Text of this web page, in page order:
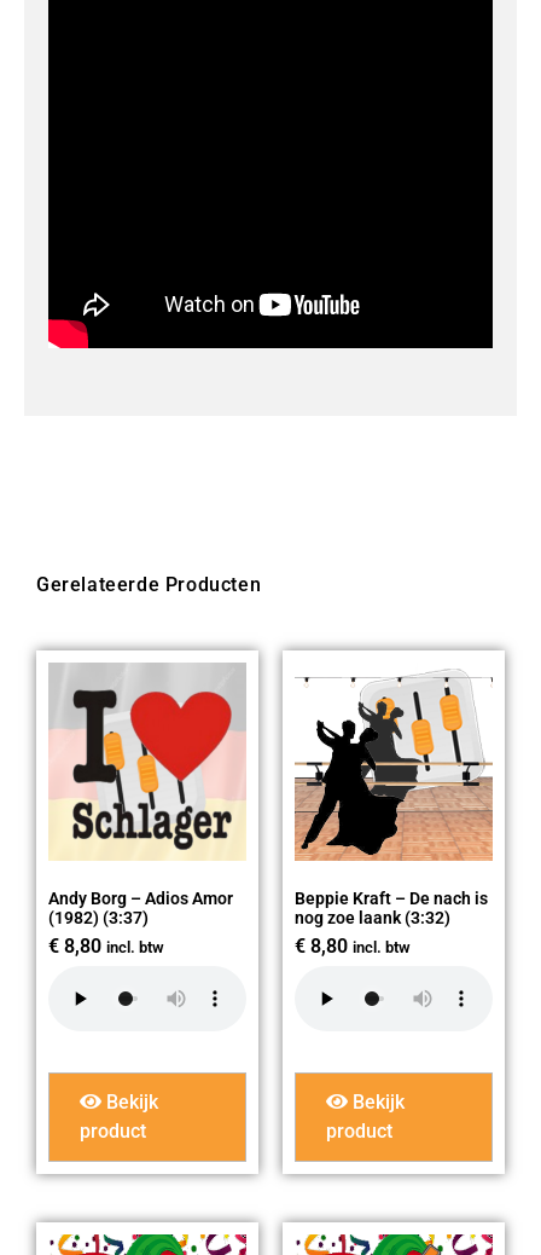
Gerelateerde Producten
Andy Borg – Adios Amor
(1982) (3:37)
€ 8,80 incl. btw
Bekijk
product
Beppie Kraft – De nach is
nog zoe laank (3:32)
€ 8,80 incl. btw
Bekijk
product